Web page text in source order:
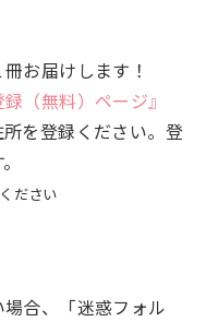
お届けします！
（無料）ページ』
所を登録ください。登
ださい
合、「迷惑フォル